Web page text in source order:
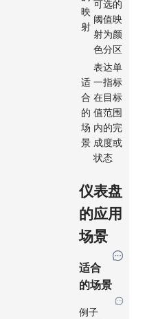
映
射
可选的
阈值映
射为颜
色分区
适
合
的
场
景
表达单
一指标
在目标
值范围
内的完
成度或
状态
仪表盘
的应用
场景
适合
的场景
例子